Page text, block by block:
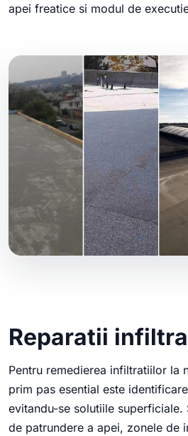
apei freatice si modul de
Reparatii
Pentru remedierea infiltratiilor la
prim pas esential este
evitandu-se solutiile superficiale.
de patrundere a apei, zonele de